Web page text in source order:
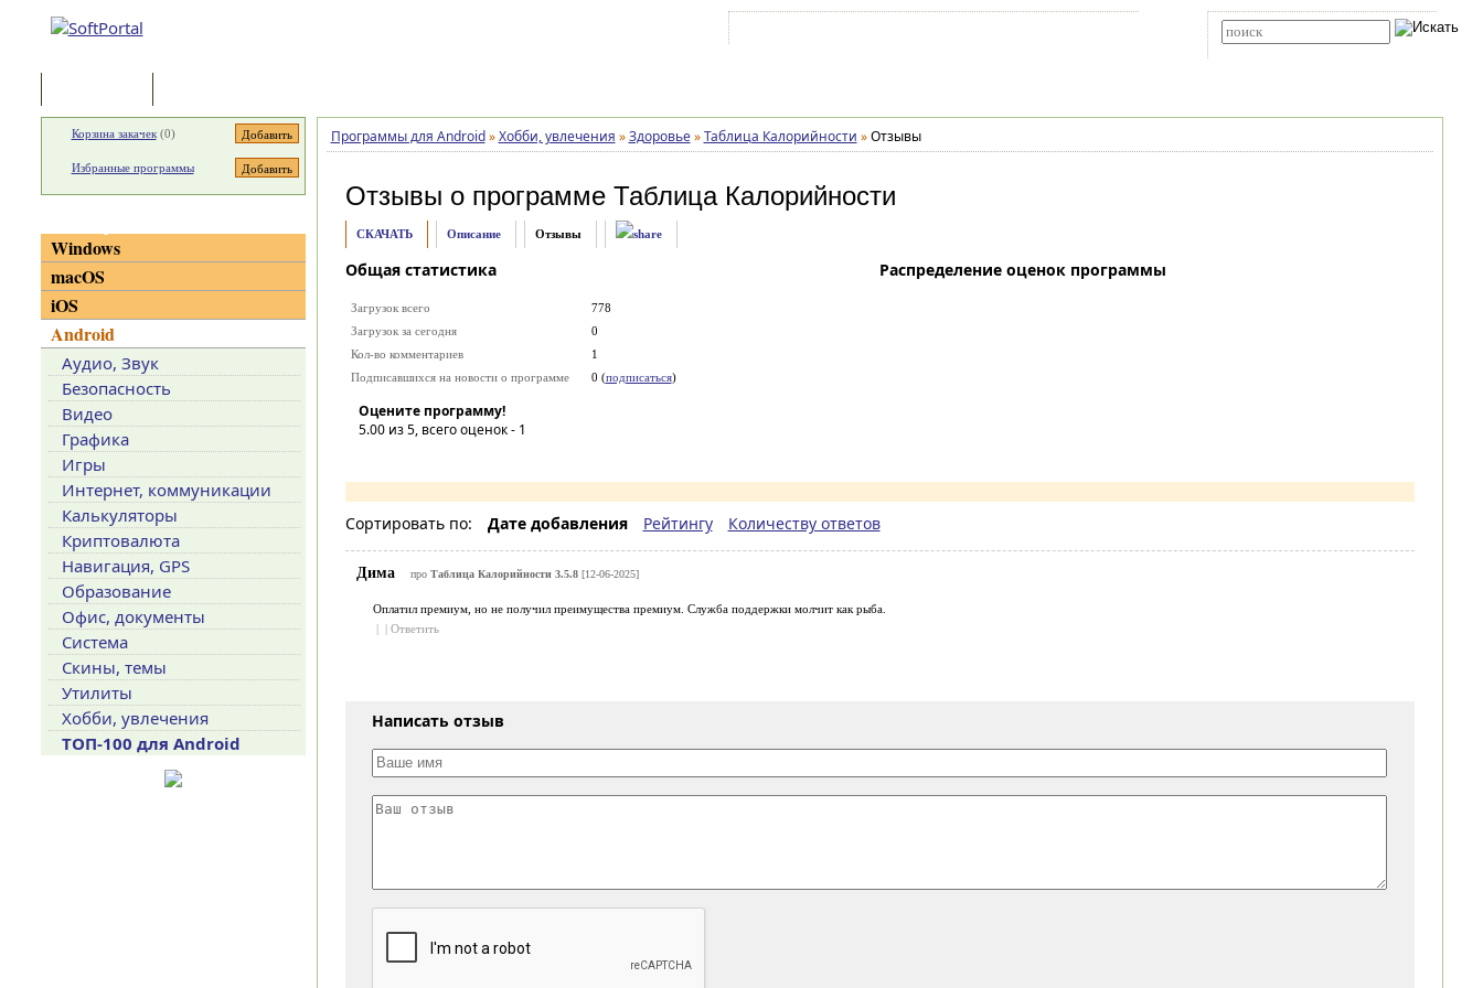
Программы для Android » Хобби, увлечения » Здоровье » Таблица Калорийности » Отзывы
Отзывы о программе Таблица Калорийности
СКАЧАТЬ Описание Отзывы
Общая статистика
Загрузок всего
778
Загрузок за сегодня
0
Кол-во комментариев
1
Подписавшихся на новости о программе
0 (подписаться)
Оцените программу!
5.00из 5, всего оценок - 1
Распределение оценок программы
Сортировать по: Дате добавления Рейтингу Количеству ответов
Дима про Таблица Калорийности 3.5.8[12-06-2025]
Оплатил премиум, но не получил преимущества премиум. Служба поддержки молчит как рыба.
| | Ответить
Написать отзыв
Корзина закачек(0)
Избранные программы
Windows
macOS
iOS
Android
Аудио, Звук
Безопасность
Видео
Графика
Игры
Интернет, коммуникации
Калькуляторы
Криптовалюта
Навигация, GPS
Образование
Офис, документы
Система
Скины, темы
Утилиты
Хобби, увлечения
ТОП-100 для Android